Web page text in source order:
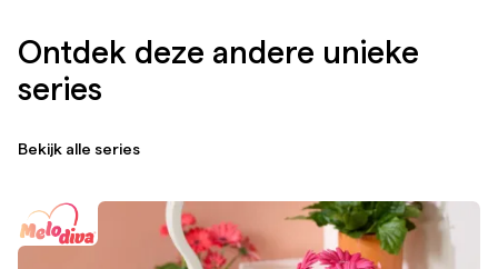
Ontdek deze andere unieke
series
Bekijk alle series